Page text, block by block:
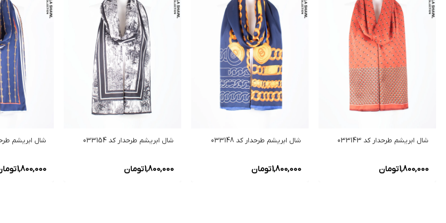
شال ابریشم طرحدار کد 033143
1,800,000تومان
شال ابریشم طرحدار کد 033148
1,800,000تومان
شال ابریشم طرحدار کد 033154
1,800,000تومان
شال ابریشم طرحدار
1,800,000